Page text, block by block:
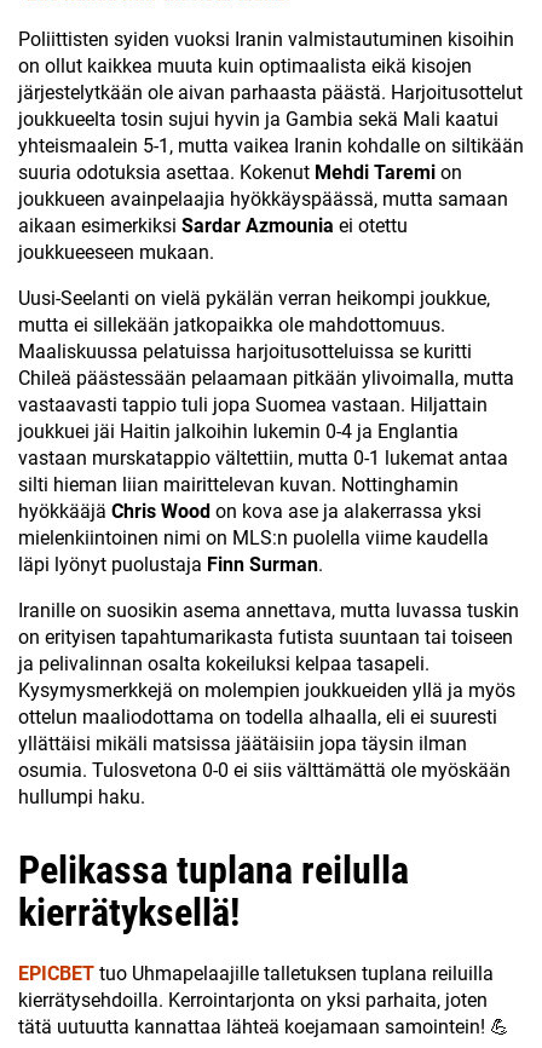
Poliittisten syiden vuoksi Iranin valmistautuminen kisoihin
on ollut kaikkea muuta kuin optimaalista eikä kisojen
järjestelytkään ole aivan parhaasta päästä. Harjoitusottelut
joukkueelta tosin sujui hyvin ja Gambia sekä Mali kaatui
yhteismaalein 5-1, mutta vaikea Iranin kohdalle on siltikään
suuria odotuksia asettaa. Kokenut Mehdi Taremi on
joukkueen avainpelaajia hyökkäyspäässä, mutta samaan
aikaan esimerkiksi Sardar Azmounia ei otettu
joukkueeseen mukaan.
Uusi-Seelanti on vielä pykälän verran heikompi joukkue,
mutta ei sillekään jatkopaikka ole mahdottomuus.
Maaliskuussa pelatuissa harjoitusotteluissa se kuritti
Chileä päästessään pelaamaan pitkään ylivoimalla, mutta
vastaavasti tappio tuli jopa Suomea vastaan. Hiljattain
joukkuei jäi Haitin jalkoihin lukemin 0-4 ja Englantia
vastaan murskatappio vältettiin, mutta 0-1 lukemat antaa
silti hieman liian mairittelevan kuvan. Nottinghamin
hyökkääjä Chris Wood on kova ase ja alakerrassa yksi
mielenkiintoinen nimi on MLS:n puolella viime kaudella
läpi lyönyt puolustaja Finn Surman.
Iranille on suosikin asema annettava, mutta luvassa tuskin
on erityisen tapahtumarikasta futista suuntaan tai toiseen
ja pelivalinnan osalta kokeiluksi kelpaa tasapeli.
Kysymysmerkkejä on molempien joukkueiden yllä ja myös
ottelun maaliodottama on todella alhaalla, eli ei suuresti
yllättäisi mikäli matsissa jäätäisiin jopa täysin ilman
osumia. Tulosvetona 0-0 ei siis välttämättä ole myöskään
hullumpi haku.
Pelikassa tuplana reilulla
kierrätyksellä!
EPICBET tuo Uhmapelaajille talletuksen tuplana reiluilla
kierrätysehdoilla. Kerrointarjonta on yksi parhaita, joten
tätä uutuutta kannattaa lähteä koejamaan samointein! 💪